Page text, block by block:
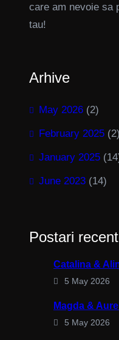
care am nevoie sa
tau!
Arhive
May 2026 (2)
February 2025 (2)
January 2025
June 2023 (14)
Postari
Catalina &
5 May 2026
Magda &
5 May 2026